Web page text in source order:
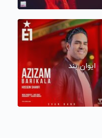
ایوان بند